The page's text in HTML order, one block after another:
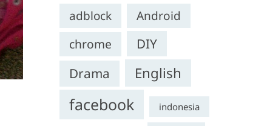
adblock Android
chrome
DIY
Drama
English
facebook indonesia